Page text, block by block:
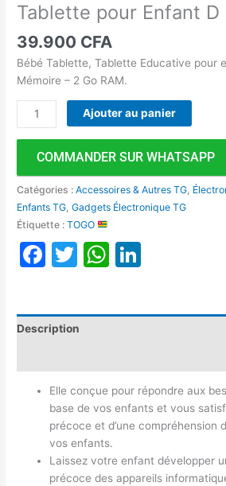
Tablette pour Enfant D
39.900 CFA
Bébé Tablette, Tablette Educative pour
Mémoire – 2 Go RAM.
Ajouter au panier
COMMANDER SUR WHATSAPP
Catégories :Accessoires & Autres TG
Enfants TG ,Gadgets Électronique TG
Étiquette :TOGO
Facebook
TwitterWhatsApp
Description
Elle conçue pour répondre aux
base de vos enfants et vous
précoce et d’une compréhension
vos enfants.
Laissez votre enfant développer
précoce des appareils